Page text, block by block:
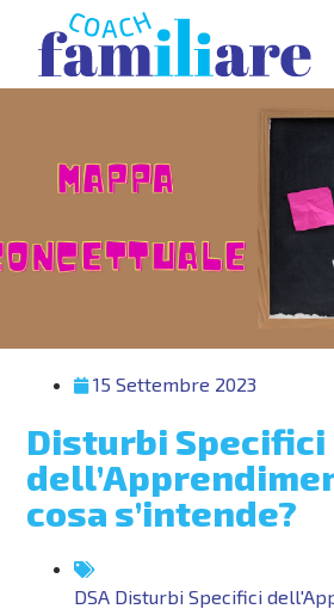
15 Settembre 2023
Disturbi Specifici
cosa s’intende?
DSA Disturbi Specifici